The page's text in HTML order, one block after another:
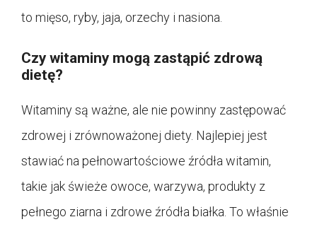
to mięso, ryby, jaja, orzechy i nasiona.
Czy witaminy mogą zastąpić zdrową
dietę?
Witaminy są ważne, ale nie powinny zastępować
zdrowej i zrównoważonej diety. Najlepiej jest
stawiać na pełnowartościowe źródła witamin,
takie jak świeże owoce, warzywa, produkty z
pełnego ziarna i zdrowe źródła białka. To właśnie